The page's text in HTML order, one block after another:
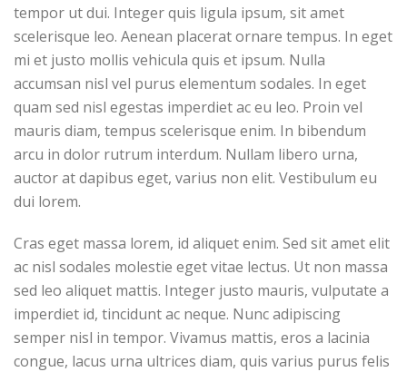
tempor ut dui. Integer quis ligula ipsum, sit amet
scelerisque leo. Aenean placerat ornare tempus. In eget
mi et justo mollis vehicula quis et ipsum. Nulla
accumsan nisl vel purus elementum sodales. In eget
quam sed nisl egestas imperdiet ac eu leo. Proin vel
mauris diam, tempus scelerisque enim. In bibendum
arcu in dolor rutrum interdum. Nullam libero urna,
auctor at dapibus eget, varius non elit. Vestibulum eu
dui lorem.
Cras eget massa lorem, id aliquet enim. Sed sit amet elit
ac nisl sodales molestie eget vitae lectus. Ut non massa
sed leo aliquet mattis. Integer justo mauris, vulputate a
imperdiet id, tincidunt ac neque. Nunc adipiscing
semper nisl in tempor. Vivamus mattis, eros a lacinia
congue, lacus urna ultrices diam, quis varius purus felis